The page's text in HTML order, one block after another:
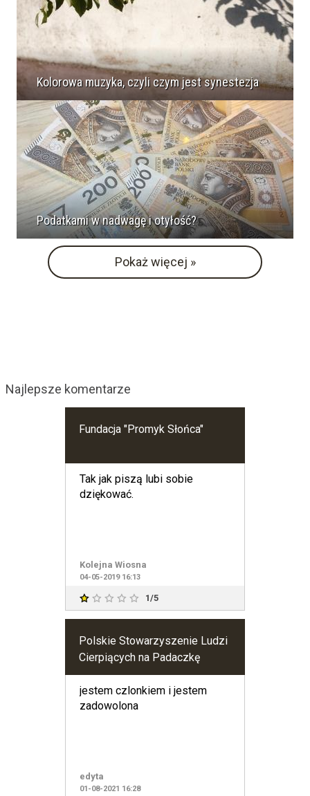
Kolorowa muzyka, czyli czym jest synestezja
Podatkami w nadwagę i otyłość?
Pokaż więcej »
Najlepsze komentarze
Fundacja "Promyk Słońca"
Tak jak piszą lubi sobie
dziękować.
Kolejna Wiosna
04-05-2019 16:13
1/5
Polskie Stowarzyszenie Ludzi
Cierpiących na Padaczkę
jestem czlonkiem i jestem
zadowolona
edyta
01-08-2021 16:28